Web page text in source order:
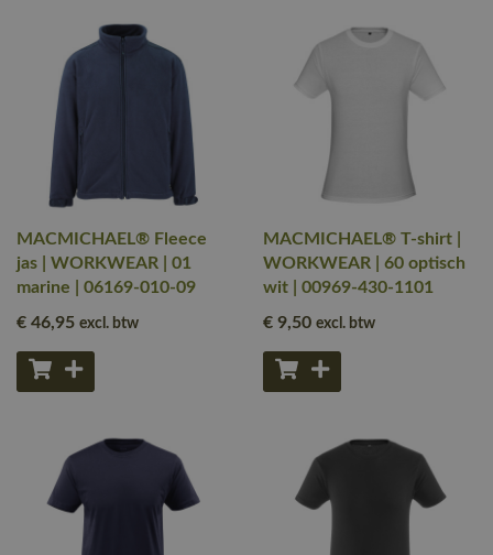
MACMICHAEL® Fleece
jas | WORKWEAR | 01
marine | 06169-010-09
€ 46,95 excl. btw
MACMICHAEL® T-shirt |
WORKWEAR | 60 optisch
wit | 00969-430-1101
€ 9,50 excl. btw